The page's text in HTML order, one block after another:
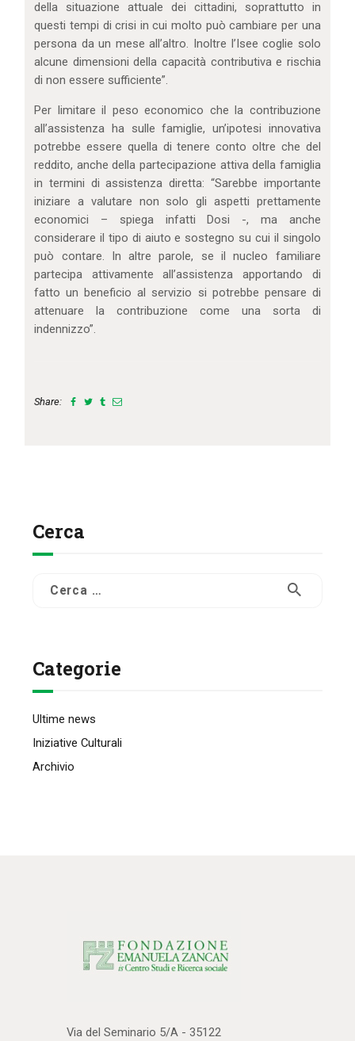
della situazione attuale dei cittadini, soprattutto in
questi tempi di crisi in cui molto può cambiare per una
persona da un mese all’altro. Inoltre l’Isee coglie solo
alcune dimensioni della capacità contributiva e rischia
di non essere sufficiente”.
Per limitare il peso economico che la contribuzione
all’assistenza ha sulle famiglie, un’ipotesi innovativa
potrebbe essere quella di tenere conto oltre che del
reddito, anche della partecipazione attiva della famiglia
in termini di assistenza diretta: “Sarebbe importante
iniziare a valutare non solo gli aspetti prettamente
economici – spiega infatti Dosi -, ma anche
considerare il tipo di aiuto e sostegno su cui il singolo
può contare. In altre parole, se il nucleo familiare
partecipa attivamente all’assistenza apportando di
fatto un beneficio al servizio si potrebbe pensare di
attenuare la contribuzione come una sorta di
indennizzo”.
Share:
Cerca
Categorie
Ultime news
Iniziative Culturali
Archivio
Via del Seminario 5/A - 35122